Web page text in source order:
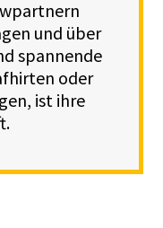
und über
spannende
oder
ist ihre